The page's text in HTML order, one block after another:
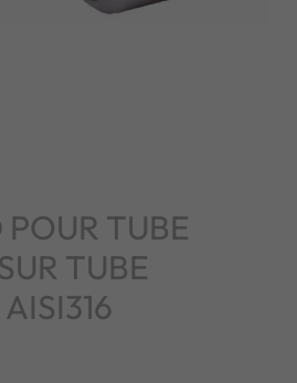
TUBE
TUBE